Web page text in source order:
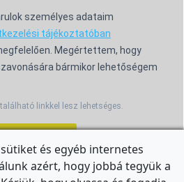
személyes adataim
tájékoztatóban
Megértettem, hogy
bármikor lehetőségem
linkkel lesz lehetséges.
clickHERE.
és egyéb internetes
azért, hogy jobbá tegyük a